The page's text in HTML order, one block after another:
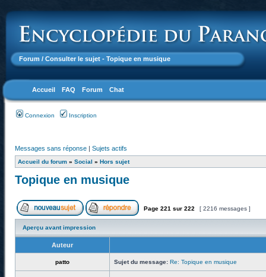
Forum / Consulter le sujet - Topique en musique
Accueil FAQ Forum Chat
Connexion Inscription
Messages sans réponse | Sujets actifs
Accueil du forum » Social » Hors sujet
Topique en musique
Page 221 sur 222 [ 2216 messages ]
Aperçu avant impression
Auteur
patto Sujet du message: Re: Topique en musique